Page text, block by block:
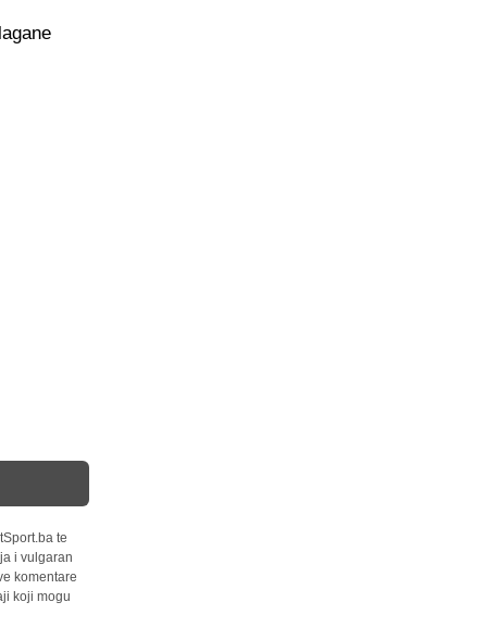
te
i vulgaran
komentare
koji mogu